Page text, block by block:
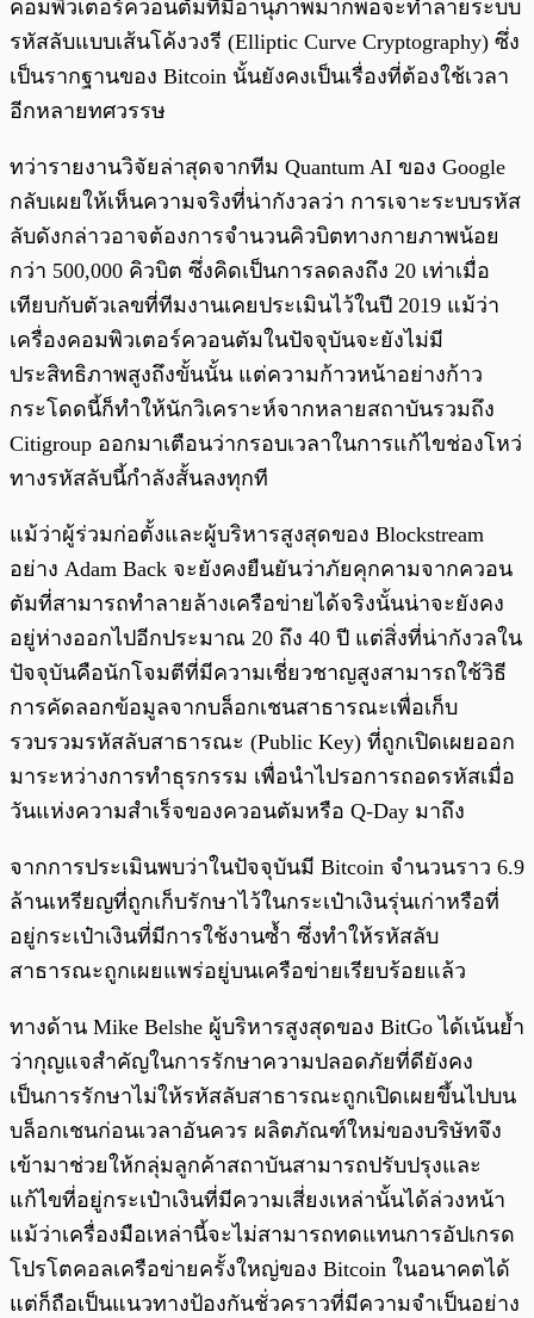
คอมพิวเตอร์ควอนตัมที่มีอานุภาพมากพอจะทำลายระบบ
รหัสลับแบบเส้นโค้งวงรี (Elliptic Curve Cryptography) ซึ่ง
เป็นรากฐานของ Bitcoin นั้นยังคงเป็นเรื่องที่ต้องใช้เวลา
อีกหลายทศวรรษ
ทว่ารายงานวิจัยล่าสุดจากทีม Quantum AI ของ Google
กลับเผยให้เห็นความจริงที่น่ากังวลว่า การเจาะระบบรหัส
ลับดังกล่าวอาจต้องการจำนวนคิวบิตทางกายภาพน้อย
กว่า 500,000 คิวบิต ซึ่งคิดเป็นการลดลงถึง 20 เท่าเมื่อ
เทียบกับตัวเลขที่ทีมงานเคยประเมินไว้ในปี 2019 แม้ว่า
เครื่องคอมพิวเตอร์ควอนตัมในปัจจุบันจะยังไม่มี
ประสิทธิภาพสูงถึงขั้นนั้น แต่ความก้าวหน้าอย่างก้าว
กระโดดนี้ก็ทำให้นักวิเคราะห์จากหลายสถาบันรวมถึง
Citigroup ออกมาเตือนว่ากรอบเวลาในการแก้ไขช่องโหว่
ทางรหัสลับนี้กำลังสั้นลงทุกที
แม้ว่าผู้ร่วมก่อตั้งและผู้บริหารสูงสุดของ Blockstream
อย่าง Adam Back จะยังคงยืนยันว่าภัยคุกคามจากควอน
ตัมที่สามารถทำลายล้างเครือข่ายได้จริงนั้นน่าจะยังคง
อยู่ห่างออกไปอีกประมาณ 20 ถึง 40 ปี แต่สิ่งที่น่ากังวลใน
ปัจจุบันคือนักโจมตีที่มีความเชี่ยวชาญสูงสามารถใช้วิธี
การคัดลอกข้อมูลจากบล็อกเชนสาธารณะเพื่อเก็บ
รวบรวมรหัสลับสาธารณะ (Public Key) ที่ถูกเปิดเผยออก
มาระหว่างการทำธุรกรรม เพื่อนำไปรอการถอดรหัสเมื่อ
วันแห่งความสำเร็จของควอนตัมหรือ Q-Day มาถึง
จากการประเมินพบว่าในปัจจุบันมี Bitcoin จำนวนราว 6.9
ล้านเหรียญที่ถูกเก็บรักษาไว้ในกระเป๋าเงินรุ่นเก่าหรือที่
อยู่กระเป๋าเงินที่มีการใช้งานซ้ำ ซึ่งทำให้รหัสลับ
สาธารณะถูกเผยแพร่อยู่บนเครือข่ายเรียบร้อยแล้ว
ทางด้าน Mike Belshe ผู้บริหารสูงสุดของ BitGo ได้เน้นย้ำ
ว่ากุญแจสำคัญในการรักษาความปลอดภัยที่ดียังคง
เป็นการรักษาไม่ให้รหัสลับสาธารณะถูกเปิดเผยขึ้นไปบน
บล็อกเชนก่อนเวลาอันควร ผลิตภัณฑ์ใหม่ของบริษัทจึง
เข้ามาช่วยให้กลุ่มลูกค้าสถาบันสามารถปรับปรุงและ
แก้ไขที่อยู่กระเป๋าเงินที่มีความเสี่ยงเหล่านั้นได้ล่วงหน้า
แม้ว่าเครื่องมือเหล่านี้จะไม่สามารถทดแทนการอัปเกรด
โปรโตคอลเครือข่ายครั้งใหญ่ของ Bitcoin ในอนาคตได้
แต่ก็ถือเป็นแนวทางป้องกันชั่วคราวที่มีความจำเป็นอย่าง